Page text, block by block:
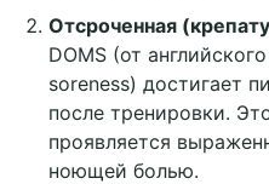
Отсроченная
DOMS (от
soreness) достигает
после тренировки.
проявляется
ноющей болью.